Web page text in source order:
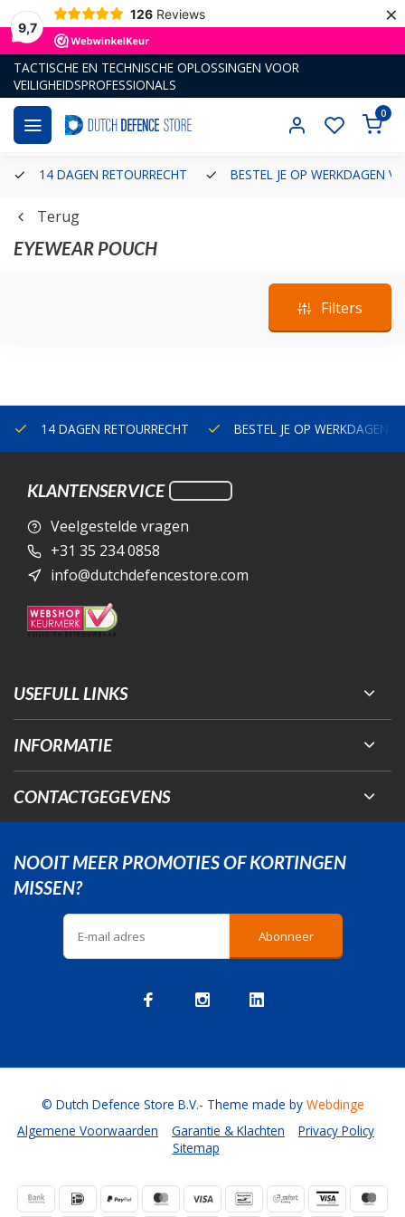
9,7
126 Reviews ×
TACTISCHE EN TECHNISCHE OPLOSSINGEN VOOR
VEILIGHEIDSPROFESSIONALS
0
14 DAGEN RETOURRECHT BESTEL JE OP WERKDAGEN
Terug
EYEWEAR POUCH
Filters
14 DAGEN RETOURRECHT BESTEL JE OP WERKDAGEN
KLANTENSERVICE
Veelgestelde vragen
+31 35 234 0858
info@dutchdefencestore.com
USEFULL LINKS
INFORMATIE
CONTACTGEGEVENS
NOOIT MEER PROMOTIES OF KORTINGEN
MISSEN?
Abonneer
Algemene Voorwaarden Garantie & Klachten
Privacy Policy
Sitemap
© Dutch Defence Store B.V.- Theme made by Webdinge